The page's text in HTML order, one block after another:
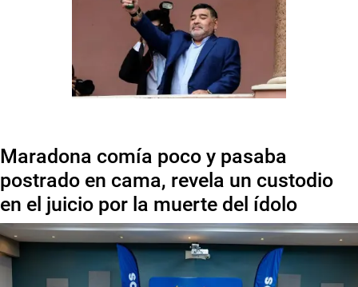
Maradona comía poco y pasaba
postrado en cama, revela un custodio
en el juicio por la muerte del ídolo